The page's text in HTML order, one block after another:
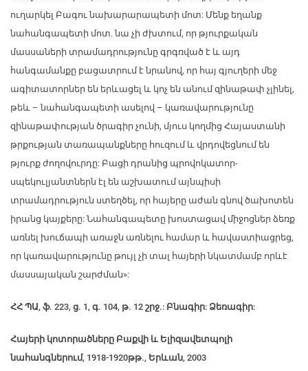
ուղարկել Բագու նախարարապետի մոտ: Մենք եղանք
նահանգապետի մոտ. նա չի ժխտում, որ թյուրքական
մասսաների տրամադրությունը գրգռված է և այդ
հանգամանքը բացատրում է նրանով, որ հայ գյուղերի մեջ
ագիտատորներ են երևացել և կոչ են անում զինաթափ չլինել,
թեև – նահանգապետի ասելով – կառավարությունը
զինաթափության ծրագիր չունի, մյուս կողմից Հայաստանի
թրքության տառապանքները հուզում և վրդովեցնում են
թյուրք ժողովուրդը: Բացի դրանից պրովոկատոր-
սպեկուլյանտներն էլ են աշխատում այնպիսի
տրամադրություն ստեղծել, որ հայերը աժան գնով ծախոտեն
իրանց կայքերը: Նահանգապետը խոստացավ միջոցներ ձեռք
առնել խուճապի առաջն առնելու համար և հավաստիացրեց,
որ կառավարությունը թույլ չի տալ հայերի նկատմամբ որևէ
մասսայական շարժման»:
ՀՀ ՊԱ, ֆ. 223, ց. 1, գ. 104, թ. 12 շրջ.: Բնագիր: Ձեռագիր:
Հայերի կոտորածները Բաքվի և Ելիզավետպոլի
նահանգներում, 1918-1920թթ., Երևան, 2003